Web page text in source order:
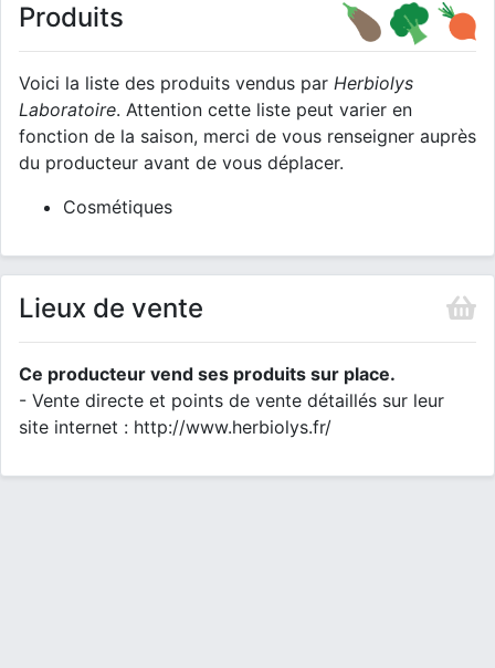
Produits
Voici la liste des produits vendus par Herbiolys
Laboratoire. Attention cette liste peut varier en
fonction de la saison, merci de vous renseigner auprès
du producteur avant de vous déplacer.
Cosmétiques
Lieux de vente
Ce producteur vend ses produits sur place.
- Vente directe et points de vente détaillés sur leur
site internet : http://www.herbiolys.fr/